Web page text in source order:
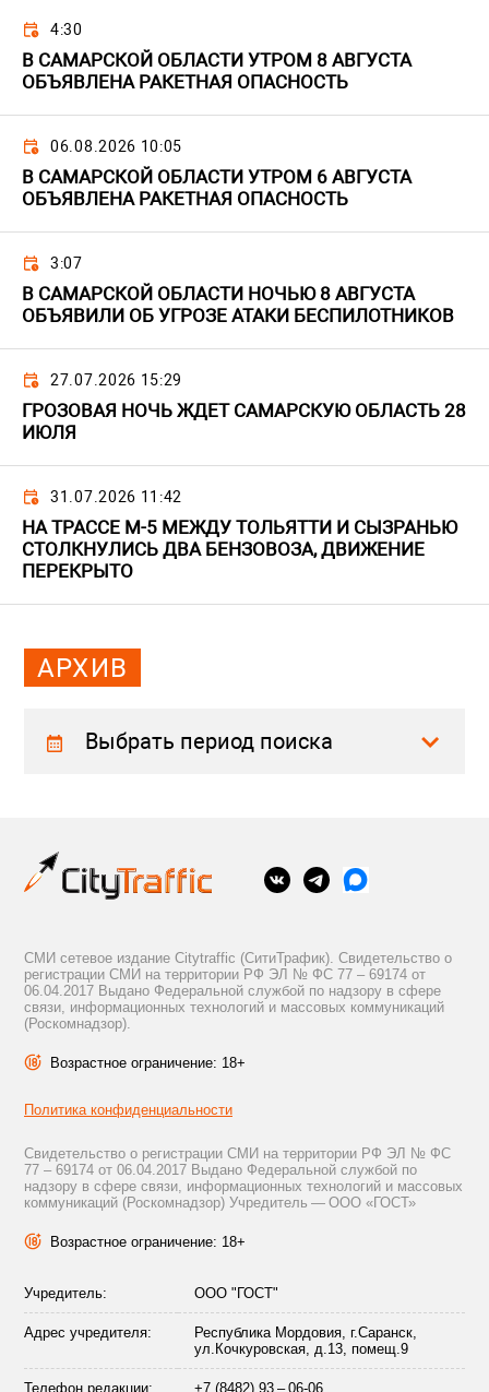
4:30
В САМАРСКОЙ ОБЛАСТИ УТРОМ 8 АВГУСТА
ОБЪЯВЛЕНА РАКЕТНАЯ ОПАСНОСТЬ
06.08.2026 10:05
В САМАРСКОЙ ОБЛАСТИ УТРОМ 6 АВГУСТА
ОБЪЯВЛЕНА РАКЕТНАЯ ОПАСНОСТЬ
3:07
В САМАРСКОЙ ОБЛАСТИ НОЧЬЮ 8 АВГУСТА
ОБЪЯВИЛИ ОБ УГРОЗЕ АТАКИ БЕСПИЛОТНИКОВ
27.07.2026 15:29
ГРОЗОВАЯ НОЧЬ ЖДЕТ САМАРСКУЮ ОБЛАСТЬ 28
ИЮЛЯ
31.07.2026 11:42
НА ТРАССЕ М-5 МЕЖДУ ТОЛЬЯТТИ И СЫЗРАНЬЮ
СТОЛКНУЛИСЬ ДВА БЕНЗОВОЗА, ДВИЖЕНИЕ
ПЕРЕКРЫТО
АРХИВ
Выбрать период поиска
СМИ сетевое издание Citytraffic (СитиТрафик). Свидетельство о
регистрации СМИ на территории РФ ЭЛ № ФС 77 – 69174 от
06.04.2017 Выдано Федеральной службой по надзору в сфере
связи, информационных технологий и массовых коммуникаций
(Роскомнадзор).
Возрастное ограничение: 18+
Политика конфиденциальности
Свидетельство о регистрации СМИ на территории РФ ЭЛ № ФС
77 – 69174 от 06.04.2017 Выдано Федеральной службой по
надзору в сфере связи, информационных технологий и массовых
коммуникаций (Роскомнадзор) Учредитель — ООО «ГОСТ»
Возрастное ограничение: 18+
Учредитель: ООО "ГОСТ"
Адрес учредителя:
Республика Мордовия, г.Саранск,
ул.Кочкуровская, д.13, помещ.9
Телефон редакции: +7 (8482) 93 – 06-06